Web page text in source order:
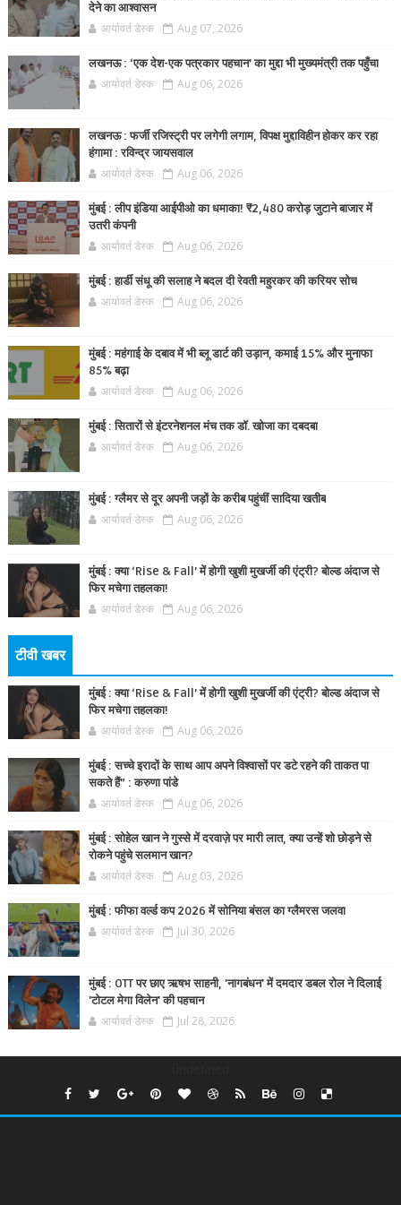
देने का आश्वासन
आर्यावर्त डेस्क Aug 07, 2026
लखनऊ : ‘एक देश-एक पत्रकार पहचान’ का मुद्दा भी मुख्यमंत्री तक पहुँचा
आर्यावर्त डेस्क Aug 06, 2026
लखनऊ : फर्जी रजिस्ट्री पर लगेगी लगाम, विपक्ष मुद्दाविहीन होकर कर रहा
हंगामा : रविन्द्र जायसवाल
आर्यावर्त डेस्क Aug 06, 2026
मुंबई : लीप इंडिया आईपीओ का धमाका! ₹2,480 करोड़ जुटाने बाजार में
उतरी कंपनी
आर्यावर्त डेस्क Aug 06, 2026
मुंबई : हार्डी संधू की सलाह ने बदल दी रेवती महुरकर की करियर सोच
आर्यावर्त डेस्क Aug 06, 2026
मुंबई : महंगाई के दबाव में भी ब्लू डार्ट की उड़ान, कमाई 15% और मुनाफा
85% बढ़ा
आर्यावर्त डेस्क Aug 06, 2026
मुंबई : सितारों से इंटरनेशनल मंच तक डॉ. खोजा का दबदबा
आर्यावर्त डेस्क Aug 06, 2026
मुंबई : ग्लैमर से दूर अपनी जड़ों के करीब पहुंचीं सादिया खतीब
आर्यावर्त डेस्क Aug 06, 2026
मुंबई : क्या ‘Rise & Fall’ में होगी खुशी मुखर्जी की एंट्री? बोल्ड अंदाज से
फिर मचेगा तहलका!
आर्यावर्त डेस्क Aug 06, 2026
टीवी खबर
मुंबई : क्या ‘Rise & Fall’ में होगी खुशी मुखर्जी की एंट्री? बोल्ड अंदाज से
फिर मचेगा तहलका!
आर्यावर्त डेस्क Aug 06, 2026
मुंबई : सच्चे इरादों के साथ आप अपने विश्वासों पर डटे रहने की ताकत पा
सकते हैं” : करुणा पांडे
आर्यावर्त डेस्क Aug 06, 2026
मुंबई : सोहेल खान ने गुस्से में दरवाज़े पर मारी लात, क्या उन्हें शो छोड़ने से
रोकने पहुंचे सलमान खान?
आर्यावर्त डेस्क Aug 03, 2026
मुंबई : फीफा वर्ल्ड कप 2026 में सोनिया बंसल का ग्लैमरस जलवा
आर्यावर्त डेस्क Jul 30, 2026
मुंबई : OTT पर छाए ऋषभ साहनी, 'नागबंधन' में दमदार डबल रोल ने दिलाई
'टोटल मेगा विलेन' की पहचान
आर्यावर्त डेस्क Jul 28, 2026